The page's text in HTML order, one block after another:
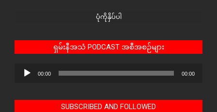
ပုံကိုနှိပ်ပါ
ရှမ်းနီအသံ PODCAST အစီအစဉ်များ
Audio
00:00 00:00
SUBSCRIBED AND FOLLOWED